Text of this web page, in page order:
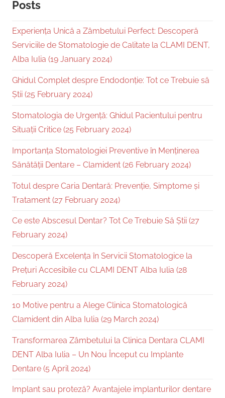
Posts
Experiența Unică a Zâmbetului Perfect: Descoperă
Serviciile de Stomatologie de Calitate la CLAMI DENT,
Alba Iulia (19 January 2024)
Ghidul Complet despre Endodonție: Tot ce Trebuie să
Știi (25 February 2024)
Stomatologia de Urgență: Ghidul Pacientului pentru
Situații Critice (25 February 2024)
Importanța Stomatologiei Preventive în Menținerea
Sănătății Dentare – Clamident (26 February 2024)
Totul despre Caria Dentară: Prevenție, Simptome și
Tratament (27 February 2024)
Ce este Abscesul Dentar? Tot Ce Trebuie Să Știi (27
February 2024)
Descoperă Excelența în Servicii Stomatologice la
Prețuri Accesibile cu CLAMI DENT Alba Iulia (28
February 2024)
10 Motive pentru a Alege Clinica Stomatologică
Clamident din Alba Iulia (29 March 2024)
Transformarea Zâmbetului la Clinica Dentara CLAMI
DENT Alba Iulia – Un Nou Început cu Implante
Dentare (5 April 2024)
Implant sau proteză? Avantajele implanturilor dentare